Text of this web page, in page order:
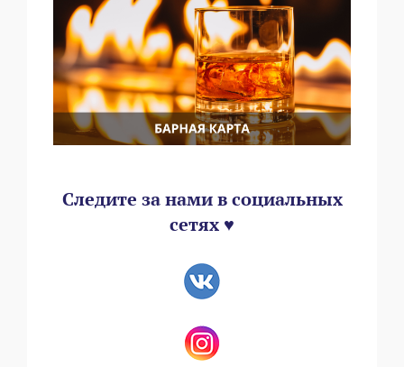
Следите за нами в социальных
сетях ♥